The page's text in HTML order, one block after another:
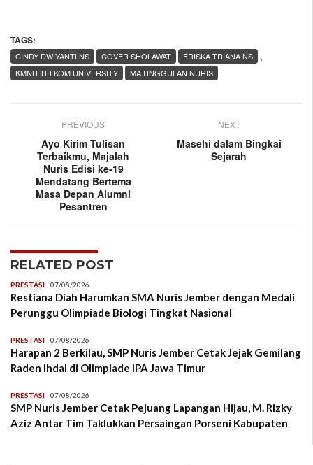
TAGS:
,
CINDY DWIYANTI NS COVER SHOLAWAT
FRISKA TRIANA NS
KMNU TELKOM UNIVERSITY
MA UNGGULAN NURIS
PREVIOUS
Ayo Kirim Tulisan
Terbaikmu, Majalah
Nuris Edisi ke-19
Mendatang Bertema
Masa Depan Alumni
Pesantren
NEXT
Masehi dalam Bingkai
Sejarah
RELATED POST
PRESTASI 07/08/2026
Restiana Diah Harumkan SMA Nuris Jember dengan Medali
Perunggu Olimpiade Biologi Tingkat Nasional
PRESTASI 07/08/2026
Harapan 2 Berkilau, SMP Nuris Jember Cetak Jejak Gemilang
Raden Ihdal di Olimpiade IPA Jawa Timur
PRESTASI 07/08/2026
SMP Nuris Jember Cetak Pejuang Lapangan Hijau, M. Rizky
Aziz Antar Tim Taklukkan Persaingan Porseni Kabupaten